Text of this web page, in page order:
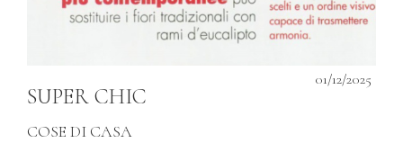
01/12/2025
SUPER CHIC
COSE DI CASA